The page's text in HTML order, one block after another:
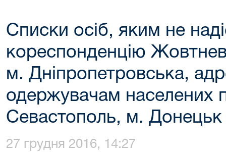
Списки осіб, яким не
кореспонденцію
м. Дніпропетровська,
одержувачам населених
Севастополь, м. Донецьк
27 грудня 2016, 14:27